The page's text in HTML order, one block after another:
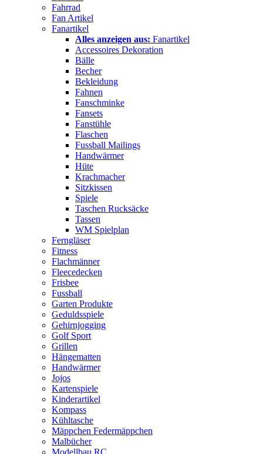
Fahrrad
Fan Artikel
Fanartikel
Alles anzeigen aus: Fanartikel
Accessoires Dekoration
Bälle
Becher
Bekleidung
Fahnen
Fanschminke
Fansets
Fanstühle
Flaschen
Fussball Mailings
Handwärmer
Hüte
Krachmacher
Sitzkissen
Spiele
Taschen Rucksäcke
Tassen
WM Spielplan
Ferngläser
Fitness
Flachmänner
Fleecedecken
Frisbee
Fussball
Garten Produkte
Geduldsspiele
Gehirnjogging
Golf Sport
Grillen
Hängematten
Handwärmer
Jojos
Kartenspiele
Kinderartikel
Kompass
Kühltasche
Mäppchen Federmäppchen
Malbücher
Modellbau RC